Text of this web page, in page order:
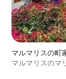
マルマリスの町
マルマリスのマ